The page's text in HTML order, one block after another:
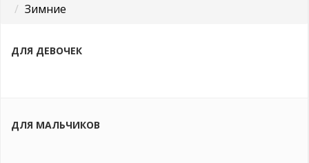
Зимние
ДЛЯ ДЕВОЧЕК
ДЛЯ МАЛЬЧИКОВ